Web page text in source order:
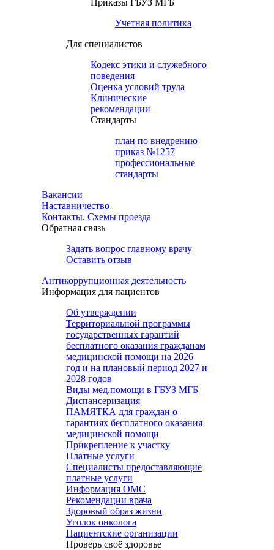
Приказы ГБУЗ МГБ
Учетная политика
Для специалистов
Кодекс этики и служебного
поведения
Оценка условий труда
Клинические
рекомендации
Cтандарты
план по внедрению
приказ №1257
профессиональные
стандарты
Вакансии
Наставничество
Контакты. Схемы проезда
Обратная связь
Задать вопрос главному врачу
Оставить отзыв
Антикоррупционная деятельность
Информация для пациентов
Об утверждении
Территориальной программы
государственных гарантий
бесплатного оказания гражданам
медицинской помощи на 2026
год и на плановый период 2027 и
2028 годов
Виды мед.помощи в ГБУЗ МГБ
Диспансеризация
ПАМЯТКА для граждан о
гарантиях бесплатного оказания
медицинской помощи
Прикрепление к участку
Платные услуги
Специалисты предоставляющие
платные услуги
Информация ОМС
Рекомендации врача
Здоровый образ жизни
Уголок онколога
Пациентские организации
Проверь своё здоровье